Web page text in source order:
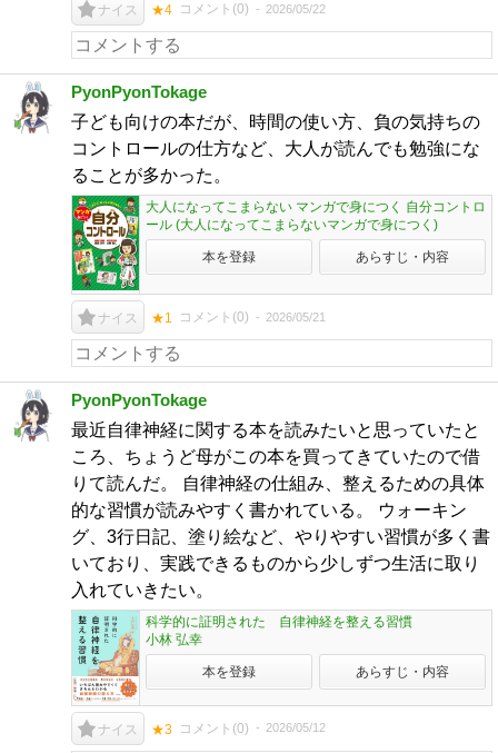
ナイス ★4 コメント(0) 2026/05/22
PyonPyonTokage
子ども向けの本だが、時間の使い方、負の気持ちの
コントロールの仕方など、大人が読んでも勉強にな
ることが多かった。
大人になってこまらない マンガで身につく 自分コントロ
ール (大人になってこまらないマンガで身につく)
本を登録 あらすじ・内容
ナイス ★1 コメント(0) 2026/05/21
PyonPyonTokage
最近自律神経に関する本を読みたいと思っていたと
ころ、ちょうど母がこの本を買ってきていたので借
りて読んだ。 自律神経の仕組み、整えるための具体
的な習慣が読みやすく書かれている。 ウォーキン
グ、3行日記、塗り絵など、やりやすい習慣が多く書
いており、実践できるものから少しずつ生活に取り
入れていきたい。
科学的に証明された 自律神経を整える習慣
小林 弘幸
本を登録 あらすじ・内容
ナイス ★3 コメント(0) 2026/05/12